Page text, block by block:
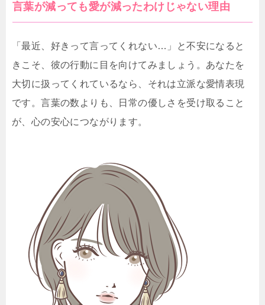
言葉が減っても愛が減ったわけじゃない理由
「最近、好きって言ってくれない…」と不安になると
きこそ、彼の行動に目を向けてみましょう。あなたを
大切に扱ってくれているなら、それは立派な愛情表現
です。言葉の数よりも、日常の優しさを受け取ること
が、心の安心につながります。